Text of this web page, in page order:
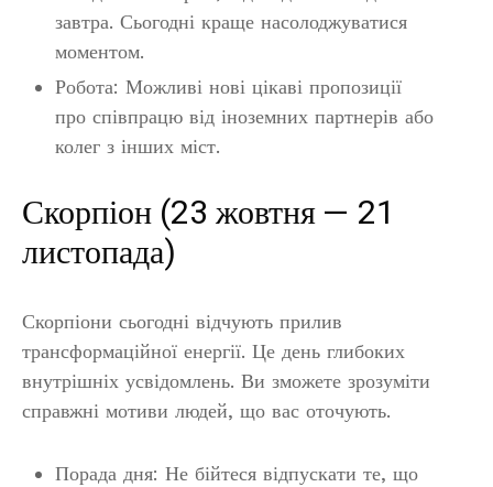
завтра. Сьогодні краще насолоджуватися
моментом.
Робота: Можливі нові цікаві пропозиції
про співпрацю від іноземних партнерів або
колег з інших міст.
Скорпіон (23 жовтня — 21
листопада)
Скорпіони сьогодні відчують прилив
трансформаційної енергії. Це день глибоких
внутрішніх усвідомлень. Ви зможете зрозуміти
справжні мотиви людей, що вас оточують.
Порада дня: Не бійтеся відпускати те, що